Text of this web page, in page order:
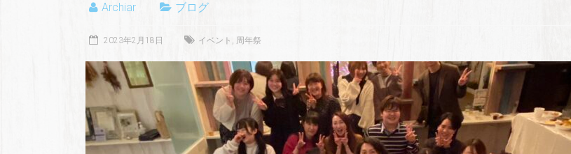
Archiar ブログ
2023年2月18日 イベント , 周年祭